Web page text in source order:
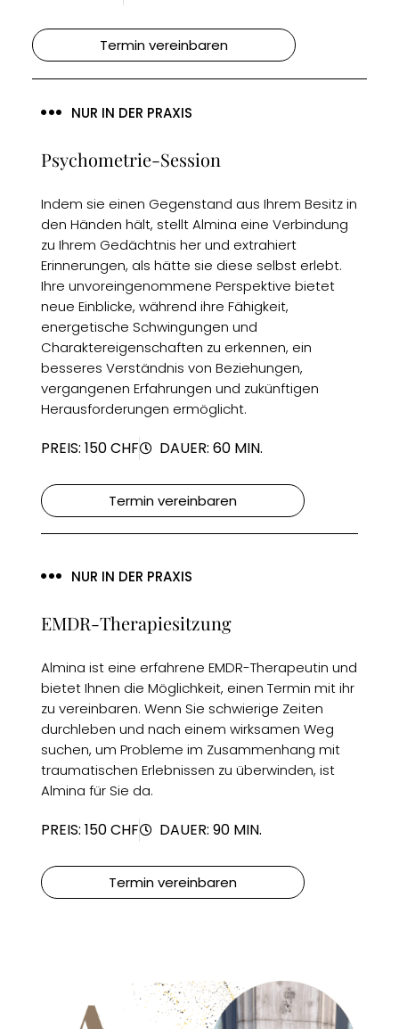
Termin vereinbaren
NUR IN DER PRAXIS
Psychometrie-Session
Indem sie einen Gegenstand aus Ihrem Besitz in
den Händen hält, stellt Almina eine Verbindung
zu Ihrem Gedächtnis her und extrahiert
Erinnerungen, als hätte sie diese selbst erlebt.
Ihre unvoreingenommene Perspektive bietet
neue Einblicke, während ihre Fähigkeit,
energetische Schwingungen und
Charaktereigenschaften zu erkennen, ein
besseres Verständnis von Beziehungen,
vergangenen Erfahrungen und zukünftigen
Herausforderungen ermöglicht.
PREIS: 150 CHF DAUER: 60 MIN.
Termin vereinbaren
NUR IN DER PRAXIS
EMDR-Therapiesitzung
Almina ist eine erfahrene EMDR-Therapeutin und
bietet Ihnen die Möglichkeit, einen Termin mit ihr
zu vereinbaren. Wenn Sie schwierige Zeiten
durchleben und nach einem wirksamen Weg
suchen, um Probleme im Zusammenhang mit
traumatischen Erlebnissen zu überwinden, ist
Almina für Sie da.
PREIS: 150 CHF DAUER: 90 MIN.
Termin vereinbaren